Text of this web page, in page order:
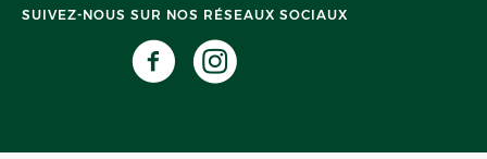
SUIVEZ-NOUS SUR NOS RÉSEAUX SOCIAUX